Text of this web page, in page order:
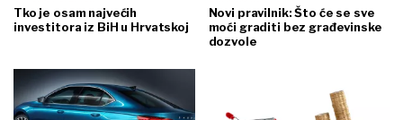
Tko je osam najvećih
investitora iz BiH u Hrvatskoj
Novi pravilnik: Što će se sve
moći graditi bez građevinske
dozvole